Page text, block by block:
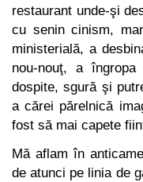
restaurant unde-şi
cu senin cinism,
ministerială, a
nou-nouţ, a
dospite, sgură şi
a cărei părelnică
fost să mai capete
Mă aflam în
de atunci pe linia de